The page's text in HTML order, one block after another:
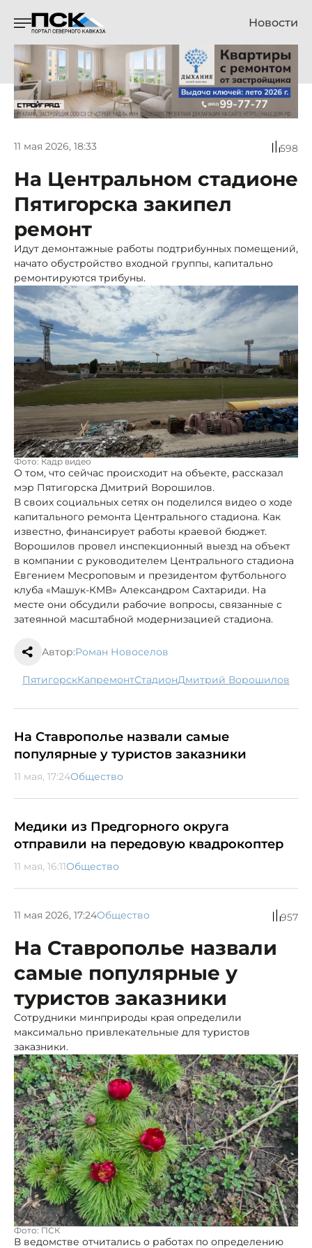
Новости
11 мая 2026, 18:33 598
На Центральном стадионе
Пятигорска закипел
ремонт
Идут демонтажные работы подтрибунных помещений,
начато обустройство входной группы, капитально
ремонтируются трибуны.
Фото: Кадр видео
О том, что сейчас происходит на объекте, рассказал
мэр Пятигорска Дмитрий Ворошилов.
В своих социальных сетях он поделился видео о ходе
капитального ремонта Центрального стадиона. Как
известно, финансирует работы краевой бюджет.
Ворошилов провел инспекционный выезд на объект
в компании с руководителем Центрального стадиона
Евгением Месроповым и президентом футбольного
клуба «Машук-КМВ» Александром Сахтариди. На
месте они обсудили рабочие вопросы, связанные с
затеянной масштабной модернизацией стадиона.
Автор:Роман Новоселов
Пятигорск капремонт стадион Дмитрий Ворошилов
На Ставрополье назвали самые
популярные у туристов заказники
11 мая, 17:24Общество
Медики из Предгорного округа
отправили на передовую квадрокоптер
11 мая, 16:11Общество
11 мая 2026, 17:24Общество 957
На Ставрополье назвали
самые популярные у
туристов заказники
Сотрудники минприроды края определили
максимально привлекательные для туристов
заказники.
Фото: ПСК
В ведомстве отчитались о работах по определению